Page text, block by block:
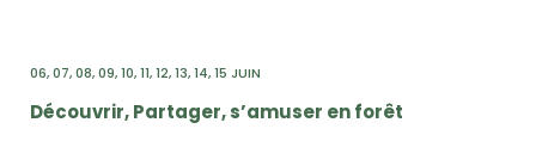
06 07 08 09 10 11 12 13 14 15 JUIN
Découvrir, Partager, s’amuser en forêt